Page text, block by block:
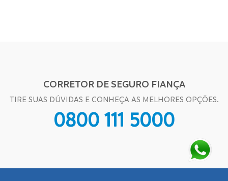
CORRETOR DE SEGURO FIANÇA
TIRE SUAS DÚVIDAS E CONHEÇA AS MELHORES OPÇÕES.
0800 111 5000